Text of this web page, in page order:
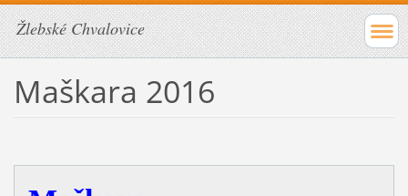
Žlebské Chvalovice
Maškara 2016